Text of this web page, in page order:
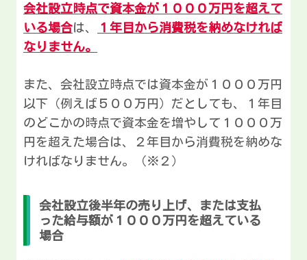
会社設立時点で資本金が１０００万円を超えて
いる場合は、
１年目から消費税を納めなければ
なりません。
また、会社設立時点では資本金が１０００万円
以下（例えば５００万円）だとしても、１年目
のどこかの時点で資本金を増やして１０００万
円を超えた場合は、２年目から消費税を納めな
ければなりません。（※２）
会社設立後半年の売り上げ、または支払
った給与額が１０００万円を超えている
場合